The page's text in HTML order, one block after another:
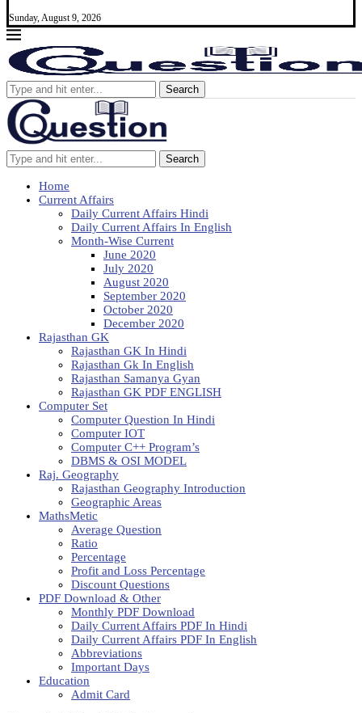
Sunday, August 9, 2026
Search
Search
Home
Current Affairs
Daily Current Affairs Hindi
Daily Current Affairs In English
Month-Wise Current
June 2020
July 2020
August 2020
September 2020
October 2020
December 2020
Rajasthan GK
Rajasthan GK In Hindi
Rajasthan Gk In English
Rajasthan Samanya Gyan
Rajasthan GK PDF ENGLISH
Computer Set
Computer Question In Hindi
Computer IOT
Computer C++ Program’s
DBMS & OSI MODEL
Raj. Geography
Rajasthan Geography Introduction
Geographic Areas
MathsMetic
Average Question
Ratio
Percentage
Profit and Loss Percentage
Discount Questions
PDF Download & Other
Monthly PDF Download
Daily Current Affairs PDF In Hindi
Daily Current Affairs PDF In English
Abbreviations
Important Days
Education
Admit Card